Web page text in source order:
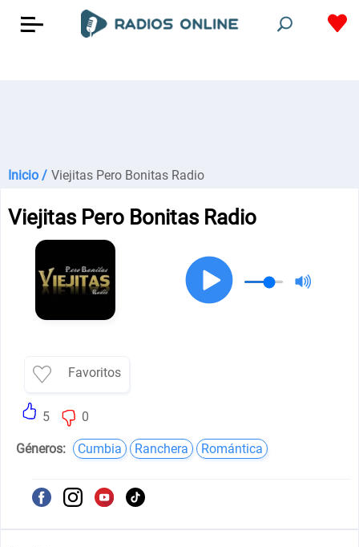
Inicio / Viejitas Pero Bonitas Radio
Viejitas Pero Bonitas Radio
Favoritos
5 0
Géneros: Cumbia Ranchera Romántica